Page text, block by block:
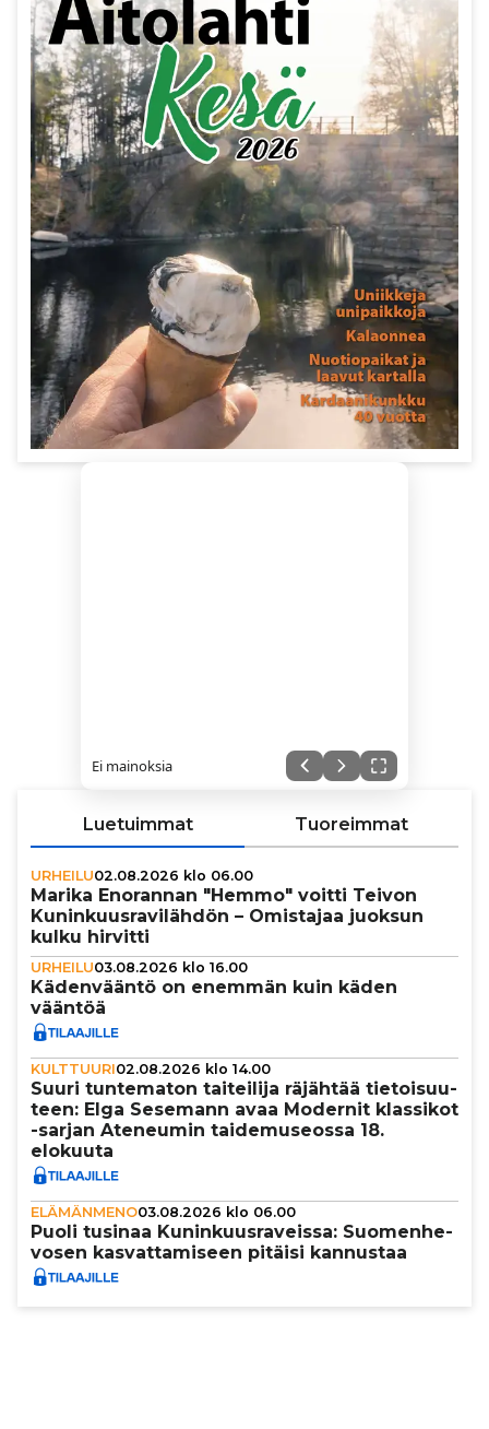
Ei mainoksia
Luetuimmat Tuoreimmat
URHEILU02.08.2026 klo 06.00
Marika Enorannan "Hemmo" voitti Teivon
Kunin­kuus­ra­vi­läh­dön – Omistajaa juoksun
kulku hirvitti
URHEILU03.08.2026 klo 16.00
Käden­vääntö on enemmän kuin käden
vääntöä
KULTTUURI02.08.2026 klo 14.00
Suuri tun­te­ma­ton tai­tei­lija räjähtää tie­toi­suu­
teen: Elga Sesemann avaa Modernit klassikot
-sarjan Ateneumin tai­de­mu­se­ossa 18.
elokuuta
ELÄMÄNMENO03.08.2026 klo 06.00
Puoli tusinaa Kunin­kuus­ra­veissa: Suo­men­he­
vo­sen kas­vat­ta­mi­seen pitäisi kannustaa